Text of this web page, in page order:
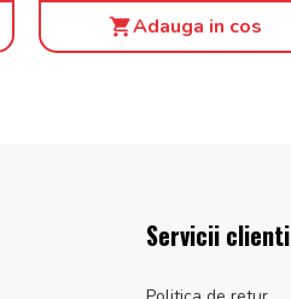
Adauga in cos
Servicii clienti